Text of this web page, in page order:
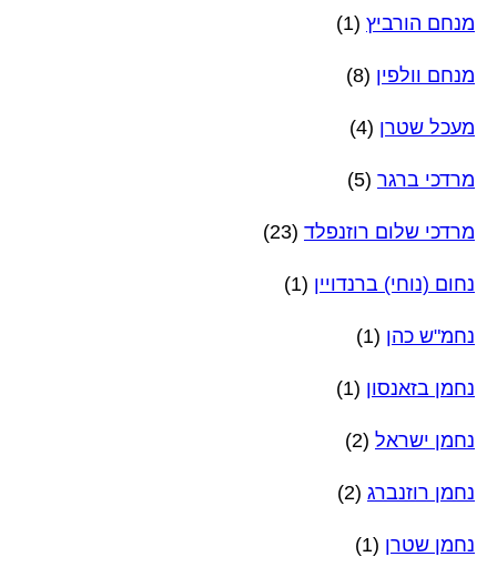
מנחם הורביץ (1)
מנחם וולפין (8)
מעכל שטרן (4)
מרדכי ברגר (5)
מרדכי שלום רוזנפלד (23)
נחום (נוחי) ברנדויין (1)
נחמ"ש כהן (1)
נחמן בזאנסון (1)
נחמן ישראל (2)
נחמן רוזנברג (2)
נחמן שטרן (1)